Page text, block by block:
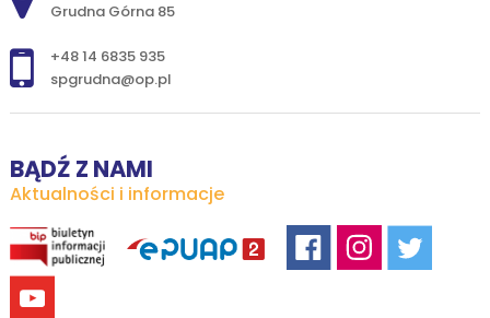
Grudna Górna 85
+48 14 6835 935
spgrudna@op.pl
BĄDŹ Z NAMI
Aktualności i informacje